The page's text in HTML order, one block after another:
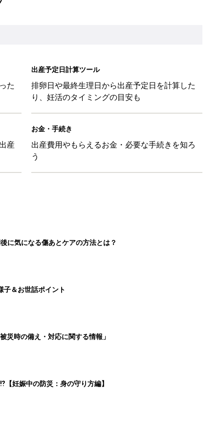
た
出産予定日計算ツール
排卵日や最終生理日から出産予定日を計算した
り、妊活のタイミングの目安も
産
お金・手続き
出産費用やもらえるお金・必要な手続きを知ろ
う
に気になる傷あとケアの方法とは？
子＆お世話ポイント
災時の備え・対応に関する情報」
妊娠中の防災：身の守り方編】